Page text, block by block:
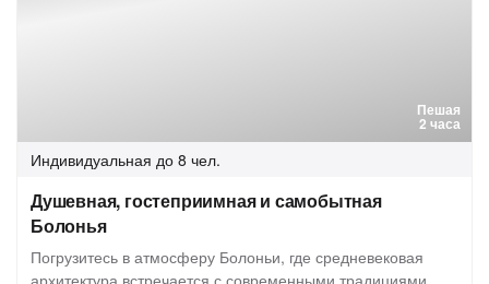
Пешая
2 часа
Индивидуальная до 8 чел.
Душевная, гостеприимная и самобытная
Болонья
Погрузитесь в атмосферу Болоньи, где средневековая
архитектура встречается с современными традициями.